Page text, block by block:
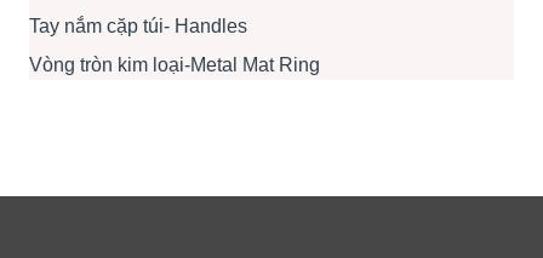
Tay nắm cặp túi- Handles
Vòng tròn kim loại-Metal Mat Ring